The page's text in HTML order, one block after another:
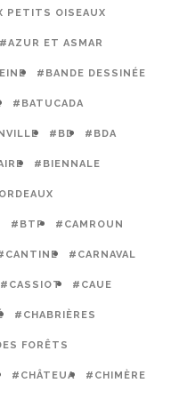
PETITS OISEAUX
#AZUR ET ASMAR
#BANDE DESSINÉE
#BATUCADA
#BD #BDA
#BIENNALE
#BTP #CAMROUN
#CARNAVAL
#CASSIOT #CAUE
#CHABRIÈRES
FORÊTS
#CHÂTEUA #CHIMÈRE